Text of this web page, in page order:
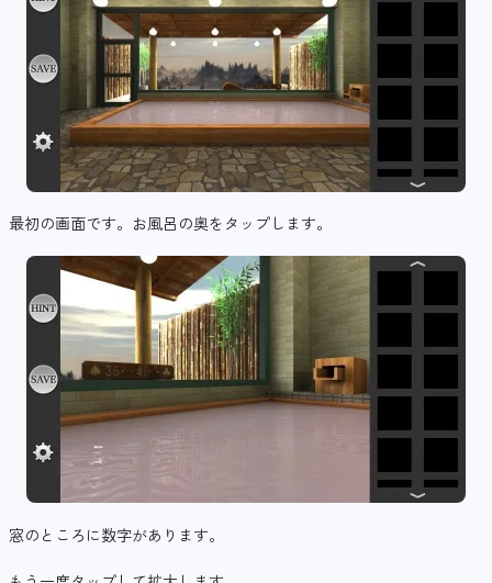
最初の画面です。お風呂の奥をタップします。
窓のところに数字があります。